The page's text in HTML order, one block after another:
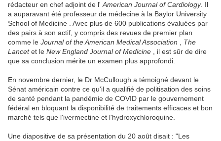
rédacteur en chef adjoint de l' American Journal of Cardiology. Il
a auparavant été professeur de médecine à la Baylor University
School of Medicine . Avec plus de 600 publications évaluées par
des pairs à son actif, y compris des revues de premier plan
comme le Journal of the American Medical Association
The
Lancetet le New England Journal of Medicine , il est sûr de dire
que sa conclusion mérite un examen plus approfondi.
En novembre dernier, le Dr McCullough a témoigné devant le
Sénat américain contre ce qu'il a qualifié de politisation des soins
de santé pendant la pandémie de COVID par le gouvernement
fédéral en bloquant la disponibilité de traitements efficaces et bon
marché tels que l'ivermectine et l'hydroxychloroquine.
Une diapositive de sa présentation du 20 août disait : "Les